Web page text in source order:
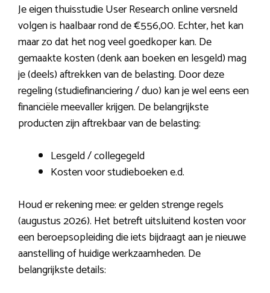
Je eigen thuisstudie User Research online versneld
volgen is haalbaar rond de €556,00. Echter, het kan
maar zo dat het nog veel goedkoper kan. De
gemaakte kosten (denk aan boeken en lesgeld) mag
je (deels) aftrekken van de belasting. Door deze
regeling (studiefinanciering / duo) kan je wel eens een
financiële meevaller krijgen. De belangrijkste
producten zijn aftrekbaar van de belasting:
Lesgeld / collegegeld
Kosten voor studieboeken e.d.
Houd er rekening mee: er gelden strenge regels
(augustus 2026). Het betreft uitsluitend kosten voor
een beroepsopleiding die iets bijdraagt aan je nieuwe
aanstelling of huidige werkzaamheden. De
belangrijkste details: